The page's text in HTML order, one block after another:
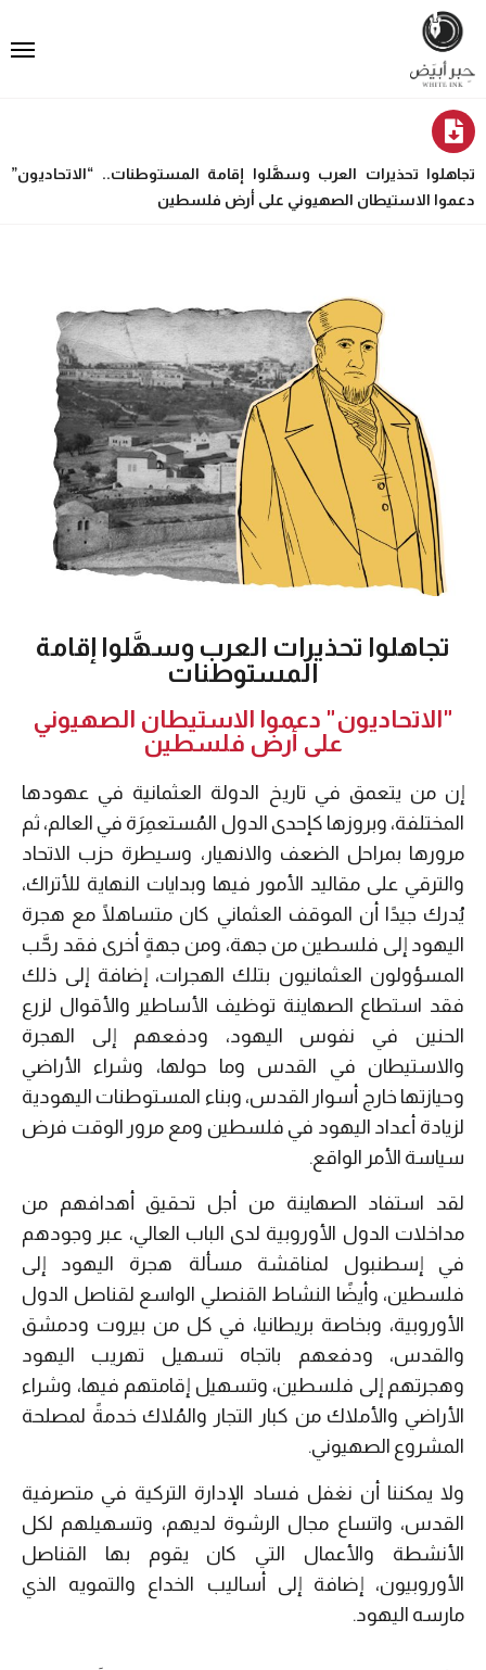
تجاهلوا تحذيرات العرب وسهَّلوا إقامة المستوطنات.. “الاتحاديون”
دعموا الاستيطان الصهيوني على أرض فلسطين
تجاهلوا تحذيرات العرب وسهَّلوا إقامة
المستوطنات
"الاتحاديون" دعموا الاستيطان الصهيوني
على أرض فلسطين
إن من يتعمق في تاريخ الدولة العثمانية في عهودها
المختلفة، وبروزها كإحدى الدول المُستعمِرَة في العالم، ثم
مرورها بمراحل الضعف والانهيار، وسيطرة حزب الاتحاد
والترقي على مقاليد الأمور فيها وبدايات النهاية للأتراك،
يُدرك جيدًا أن الموقف العثماني كان متساهلًا مع هجرة
اليهود إلى فلسطين من جهة، ومن جهةٍ أخرى فقد رحَّب
المسؤولون العثمانيون بتلك الهجرات، إضافة إلى ذلك
فقد استطاع الصهاينة توظيف الأساطير والأقوال لزرع
الحنين في نفوس اليهود، ودفعهم إلى الهجرة
والاستيطان في القدس وما حولها، وشراء الأراضي
وحيازتها خارج أسوار القدس، وبناء المستوطنات اليهودية
لزيادة أعداد اليهود في فلسطين ومع مرور الوقت فرض
سياسة الأمر الواقع.
لقد استفاد الصهاينة من أجل تحقيق أهدافهم من
مداخلات الدول الأوروبية لدى الباب العالي، عبر وجودهم
في إسطنبول لمناقشة مسألة هجرة اليهود إلى
فلسطين، وأيضًا النشاط القنصلي الواسع لقناصل الدول
الأوروبية، وبخاصة بريطانيا، في كل من بيروت ودمشق
والقدس، ودفعهم باتجاه تسهيل تهريب اليهود
وهجرتهم إلى فلسطين، وتسهيل إقامتهم فيها، وشراء
الأراضي والأملاك من كبار التجار والمُلاك خدمةً لمصلحة
المشروع الصهيوني.
ولا يمكننا أن نغفل فساد الإدارة التركية في متصرفية
القدس، واتساع مجال الرشوة لديهم، وتسهيلهم لكل
الأنشطة والأعمال التي كان يقوم بها القناصل
الأوروبيون، إضافة إلى أساليب الخداع والتمويه الذي
مارسه اليهود.